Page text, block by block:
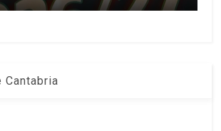
Cantabria